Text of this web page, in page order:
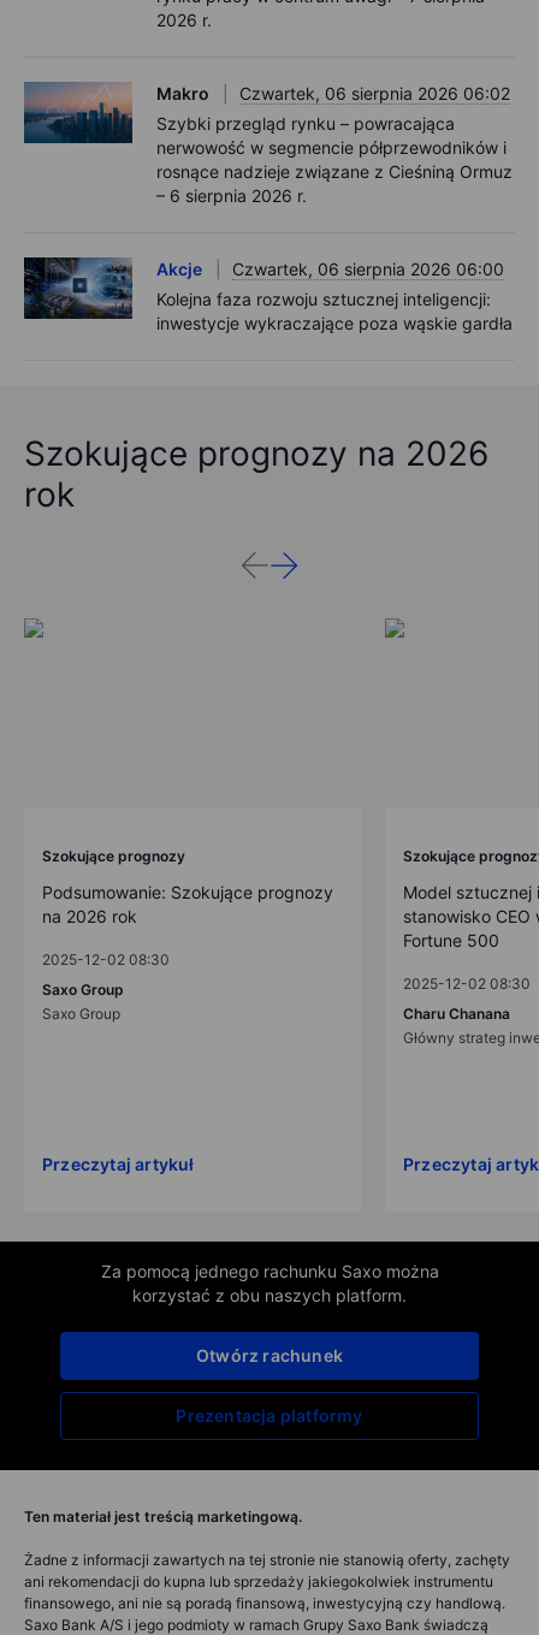
2026 r.
Makro
Czwartek, 06 sierpnia 2026 06:02
Szybki przegląd rynku – powracająca
nerwowość w segmencie półprzewodników i
rosnące nadzieje związane z Cieśniną Ormuz
– 6 sierpnia 2026 r.
Akcje
Czwartek, 06 sierpnia 2026 06:00
Kolejna faza rozwoju sztucznej inteligencji:
inwestycje wykraczające poza wąskie gardła
Szokujące prognozy na 2026
rok
Szokujące prognozy
Podsumowanie: Szokujące prognozy
na 2026 rok
2025-12-02 08:30
Saxo Group
Saxo Group
Przeczytaj artykuł
Szokujące
Model sztucznej
stanowisko CEO
Fortune 500
2025-12-02 08:30
Charu Chanana
Główny strateg
Przeczytaj
Za pomocą jednego rachunku Saxo można
korzystać z obu naszych platform.
Prezentacja platformy
Otwórz rachunek
Ten materiał jest treścią marketingową.
Żadne z informacji zawartych na tej stronie nie stanowią oferty, zachęty
ani rekomendacji do kupna lub sprzedaży jakiegokolwiek instrumentu
finansowego, ani nie są poradą finansową, inwestycyjną czy handlową.
Saxo Bank A/S i jego podmioty w ramach Grupy Saxo Bank świadczą